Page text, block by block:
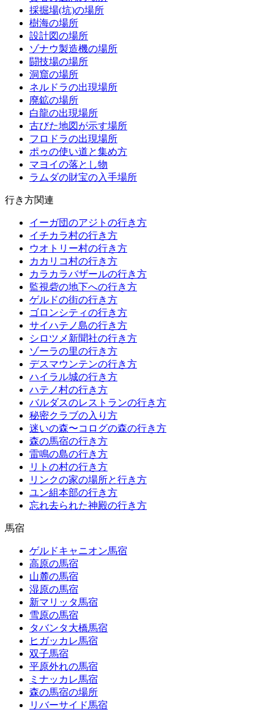
採掘場(坑)の場所
樹海の場所
設計図の場所
ゾナウ製造機の場所
闘技場の場所
洞窟の場所
ネルドラの出現場所
廃鉱の場所
白龍の出現場所
古びた地図が示す場所
フロドラの出現場所
ポゥの使い道と集め方
マヨイの落とし物
ラムダの財宝の入手場所
行き方関連
イーガ団のアジトの行き方
イチカラ村の行き方
ウオトリー村の行き方
カカリコ村の行き方
カラカラバザールの行き方
監視砦の地下への行き方
ゲルドの街の行き方
ゴロンシティの行き方
サイハテノ島の行き方
シロツメ新聞社の行き方
ゾーラの里の行き方
デスマウンテンの行き方
ハイラル城の行き方
ハテノ村の行き方
バルダスのレストランの行き方
秘密クラブの入り方
迷いの森〜コログの森の行き方
森の馬宿の行き方
雷鳴の島の行き方
リトの村の行き方
リンクの家の場所と行き方
ユン組本部の行き方
忘れ去られた神殿の行き方
馬宿
ゲルドキャニオン馬宿
高原の馬宿
山麓の馬宿
湿原の馬宿
新マリッタ馬宿
雪原の馬宿
タバンタ大橋馬宿
ヒガッカレ馬宿
双子馬宿
平原外れの馬宿
ミナッカレ馬宿
森の馬宿の場所
リバーサイド馬宿